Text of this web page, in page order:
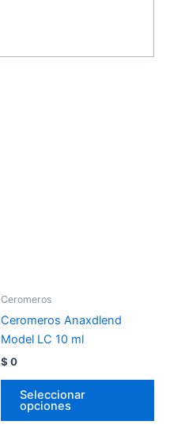
Ceromeros
Ceromeros Anaxdlend
Model LC 10 ml
$ 0
Seleccionar
opciones